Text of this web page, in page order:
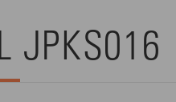
JPKS016